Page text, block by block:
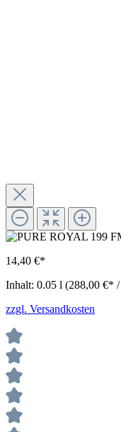
14,40 €*
Inhalt: 0.05 l (288,00 €*
zzgl. Versandkosten